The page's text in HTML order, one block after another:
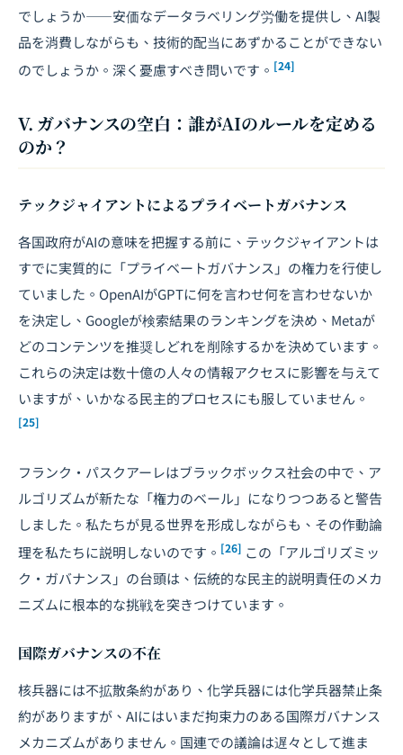
でしょうか――安価なデータラベリング労働を提供し、AI製
品を消費しながらも、技術的配当にあずかることができない
のでしょうか。深く憂慮すべき問いです。 [24]
V. ガバナンスの空白：誰がAIのルールを定める
のか？
テックジャイアントによるプライベートガバナンス
各国政府がAIの意味を把握する前に、テックジャイアントは
すでに実質的に「プライベートガバナンス」の権力を行使し
ていました。OpenAIがGPTに何を言わせ何を言わせないか
を決定し、Googleが検索結果のランキングを決め、Metaが
どのコンテンツを推奨しどれを削除するかを決めています。
これらの決定は数十億の人々の情報アクセスに影響を与えて
いますが、いかなる民主的プロセスにも服していません。
[25]
フランク・パスクアーレはブラックボックス社会の中で、ア
ルゴリズムが新たな「権力のベール」になりつつあると警告
しました。私たちが見る世界を形成しながらも、その作動論
理を私たちに説明しないのです。 [26] この「アルゴリズミッ
ク・ガバナンス」の台頭は、伝統的な民主的説明責任のメカ
ニズムに根本的な挑戦を突きつけています。
国際ガバナンスの不在
核兵器には不拡散条約があり、化学兵器には化学兵器禁止条
約がありますが、AIにはいまだ拘束力のある国際ガバナンス
メカニズムがありません。国連での議論は遅々として進ま